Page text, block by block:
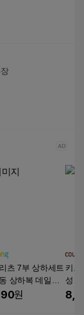
6장
츠 7부 상하세트
상하복 데일리
원
키즈
성
세트